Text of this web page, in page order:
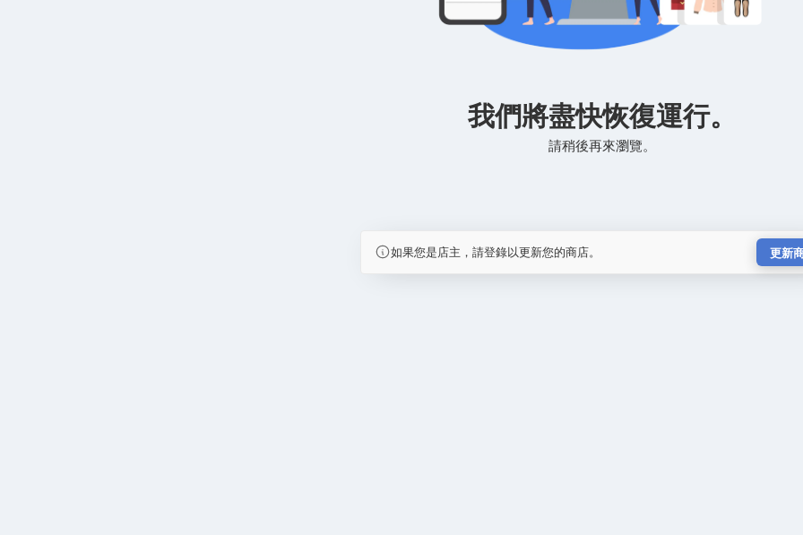
我們將盡快恢復運行。
請稍後再來瀏覽。
如果您是店主，請登錄以更新您的商店。 更新